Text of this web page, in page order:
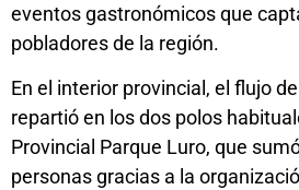
eventos gastronómicos que
pobladores de la región.
En el interior provincial, el flujo
repartió en los dos polos
Provincial Parque Luro, que
personas gracias a la